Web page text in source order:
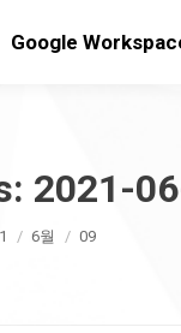
Google
2021-
6월 09